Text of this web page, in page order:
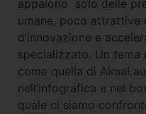
appaiono solo delle
umane, poco attrattive
d’innovazione e
specializzato. Un tema
come quella di
nell’infografica e nel
quale ci siamo